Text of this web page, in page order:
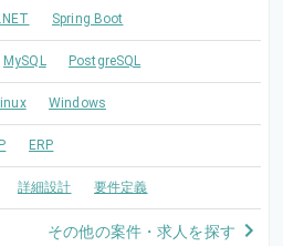
.NET Spring Boot
MySQL PostgreSQL
Windows
ERP
詳細設計 要件定義
その他の案件・求人を探す